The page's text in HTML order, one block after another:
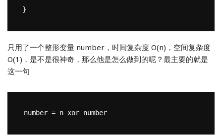
只用了一个整形变量 number，时间复杂度 O(n)，空间复杂度
O(1)，是不是很神奇，那么他是怎么做到的呢？最主要的就是
这一句